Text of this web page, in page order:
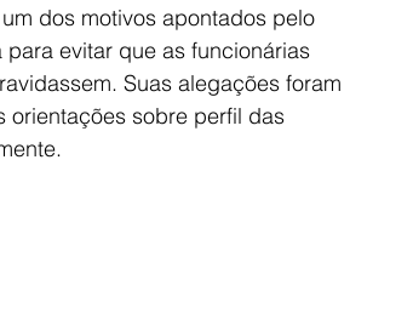
dos motivos apontados pelo
evitar que as funcionárias
Suas alegações foram
orientações sobre perfil das